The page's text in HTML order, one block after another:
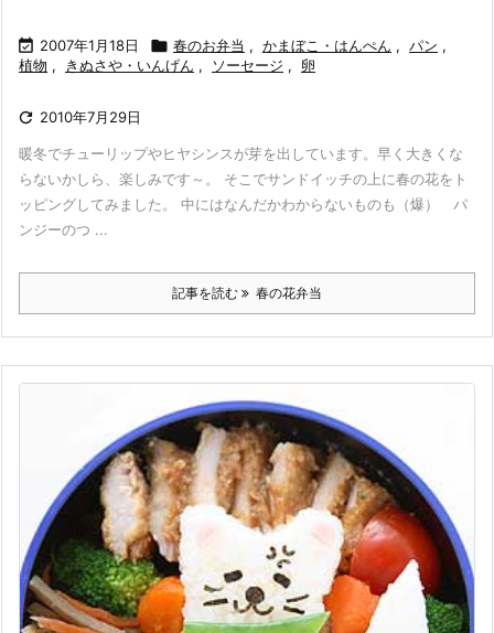
 2007年1月18日  春のお弁当 , かまぼこ・はんぺん , パン ,
植物 , きぬさや・いんげん , ソーセージ , 卵
 2010年7月29日
暖冬でチューリップやヒヤシンスが芽を出しています。早く大きくな
らないかしら、楽しみです～。 そこでサンドイッチの上に春の花をト
ッピングしてみました。 中にはなんだかわからないものも（爆） パ
ンジーのつ ...
記事を読む 春の花弁当